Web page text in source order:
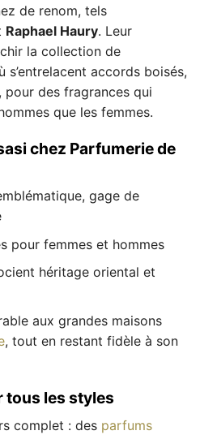
de renom, tels
Raphael Haury. Leur
la collection de
s’entrelacent accords boisés,
des fragrances qui
que les femmes.
chez Parfumerie de
gage de
pour femmes et hommes
héritage oriental et
aux grandes maisons
, tout en restant fidèle à son
tous les styles
complet : des parfums